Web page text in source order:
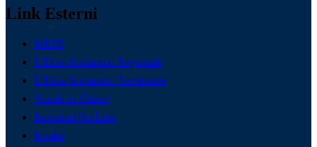
Link Esterni
MIUR
Ufficio Scolastico Regionale
Ufficio Scolastico Territoriale
Scuola in Chiaro
Iscrizioni On Line
Invalsi